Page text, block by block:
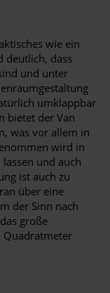
wie ein
deutlich, dass
und unter
umklappbar
bietet der Van
was vor allem in
wird in
und auch
ist auch zu
über eine
der Sinn nach
große
Quadratmeter